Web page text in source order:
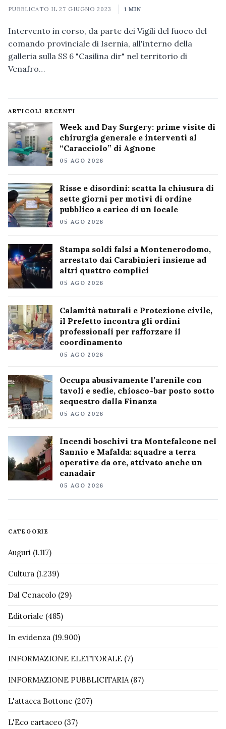
PUBBLICATO IL27 GIUGNO 2023 1 MIN
Intervento in corso, da parte dei Vigili del fuoco del
comando provinciale di Isernia, all'interno della
galleria sulla SS 6 "Casilina dir" nel territorio di
Venafro…
ARTICOLI RECENTI
Week and Day Surgery: prime visite di
chirurgia generale e interventi al
“Caracciolo” di Agnone
05 AGO 2026
Risse e disordini: scatta la chiusura di
sette giorni per motivi di ordine
pubblico a carico di un locale
05 AGO 2026
Stampa soldi falsi a Montenerodomo,
arrestato dai Carabinieri insieme ad
altri quattro complici
05 AGO 2026
Calamità naturali e Protezione civile,
il Prefetto incontra gli ordini
professionali per rafforzare il
coordinamento
05 AGO 2026
Occupa abusivamente l’arenile con
tavoli e sedie, chiosco-bar posto sotto
sequestro dalla Finanza
05 AGO 2026
Incendi boschivi tra Montefalcone nel
Sannio e Mafalda: squadre a terra
operative da ore, attivato anche un
canadair
05 AGO 2026
CATEGORIE
Auguri (1.117)
Cultura (1.239)
Dal Cenacolo (29)
Editoriale (485)
In evidenza (19.900)
INFORMAZIONE ELETTORALE (7)
INFORMAZIONE PUBBLICITARIA(87)
L'attacca Bottone (207)
L'Eco cartaceo (37)